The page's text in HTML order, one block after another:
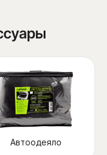
Автоодеяло